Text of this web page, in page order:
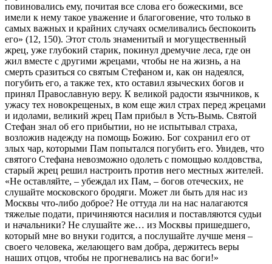
повиновались ему, почитая все слова его божескими, все
имели к нему такое уважение и благоговение, что только в
самых важных и крайних случаях осмеливались беспокоить
его» (12, 150). Этот столь знаменитый и могущественный
жрец, уже глубокий старик, покинул дремучие леса, где он
жил вместе с другими жрецами, чтобы не на жизнь, а на
смерть сразиться со святым Стефаном и, как он надеялся,
погубить его, а также тех, кто оставил языческих богов и
принял Православную веру. К великой радости язычников, к
ужасу тех новокрещеных, в ком еще жил страх перед жрецами
и идолами, великий жрец Пам прибыл в Усть-Вымь. Святой
Стефан знал об его прибытии, но не испытывал страха,
возложив надежду на помощь Божию. Бог сохранил его от
злых чар, которыми Пам попытался погубить его. Увидев, что
святого Стефана невозможно одолеть с помощью колдовства,
старый жрец решил настроить против него местных жителей.
«Не оставляйте, – убеждал их Пам, – богов отеческих, не
слушайте московского бродяги. Может ли быть для нас из
Москвы что-либо доброе? Не оттуда ли на нас налагаются
тяжелые подати, причиняются насилия и поставляются судьи
и начальники? Не слушайте же… из Москвы пришедшего,
который мне во внуки годится, а послушайте лучше меня –
своего человека, желающего вам добра, держитесь веры
наших отцов, чтобы не прогневались на вас боги!»